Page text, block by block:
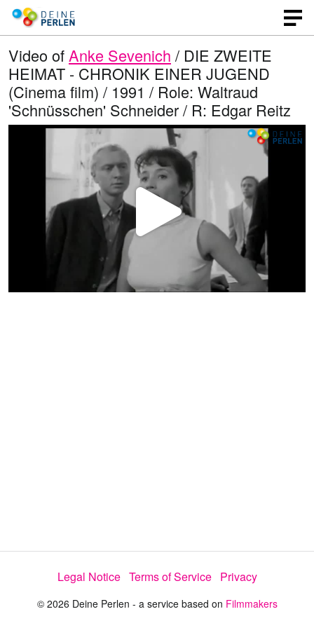
Video ofAnke Sevenich / DIE ZWEITE
HEIMAT - CHRONIK EINER JUGEND
(Cinema film) / 1991 / Role: Waltraud
'Schnüsschen' Schneider / R: Edgar Reitz
P
l
e
Legal Notice Terms of Service Privacy
© 2026 Deine Perlen - a service based on Filmmakers